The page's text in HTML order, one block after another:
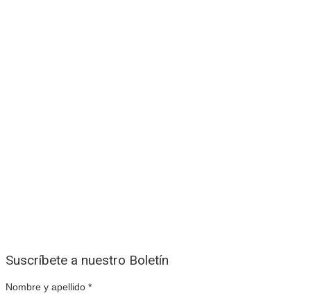
Suscríbete a nuestro Boletín
Nombre y apellido *